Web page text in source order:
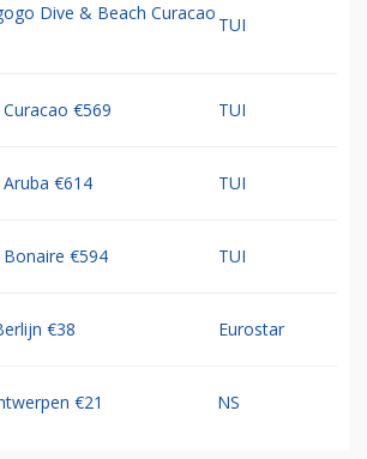
Dive & Beach Curacao
TUI
€569 TUI
€614 TUI
€594 TUI
€38 Eurostar
€21 NS